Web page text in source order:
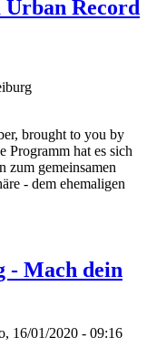
Urban Record
brought to you by
Programm hat es sich
zum gemeinsamen
- dem ehemaligen
- Mach dein
16/01/2020 - 09:16